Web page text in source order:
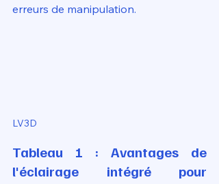
erreurs de manipulation.
LV3D
Tableau 1 : Avantages de
l'éclairage intégré pour